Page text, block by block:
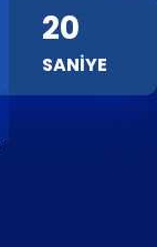
19
SANIYE